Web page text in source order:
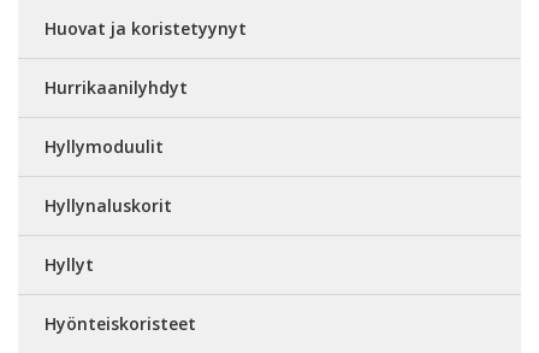
Huovat ja koristetyynyt
Hurrikaanilyhdyt
Hyllymoduulit
Hyllynaluskorit
Hyllyt
Hyönteiskoristeet